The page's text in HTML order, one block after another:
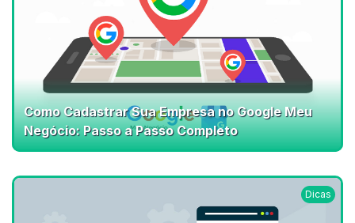
Como Cadastrar Sua Empresa no Google Meu
Negócio: Passo a Passo Completo
Dicas